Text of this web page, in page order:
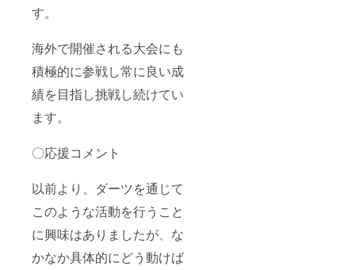
す。
海外で開催される大会にも
積極的に参戦し常に良い成
績を目指し挑戦し続けてい
ます。
〇応援コメント
以前より、ダーツを通じて
このような活動を行うこと
に興味はありましたが、な
かなか具体的にどう動けば